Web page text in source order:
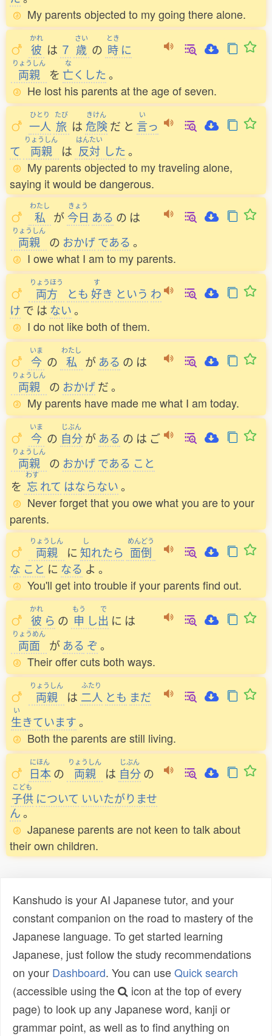
My parents objected to my going there alone.
かれ
彼 は ７
さい
歳 の
とき
時 に
りょうしん
両親 を
な
亡くした。
He lost his parents at the age of seven.
ひとり
一人
たび
旅 は
きけん
危険 だ と
い
言っ
て
りょうしん
両親 は
はんたい
反対 した。
My parents objected to my traveling alone,
saying it would be dangerous.
わたし
私 が
きょう
今日 ある の は
りょうしん
両親 の おかげである 。
I owe what I am to my parents.
りょうほう
両方 とも
す
好き という わ
け で は ない。
I do not like both of them.
いま
今 の
わたし
私 が ある の は
りょうしん
両親 の おかげだ。
My parents have made me what I am today.
いま
今 の
じぶん
自分 が ある の は ご
りょうしん
両親 の おかげである こと
を
わす
忘れて はならない。
Never forget that you owe what you are to your
parents.
りょうしん
両親 に
し
知れたら
めんどう
面倒
な こと に なる よ 。
You'll get into trouble if your parents find out.
かれ
彼 ら の
もう
申 し
で
出 に は
りょうめん
両面 が ある ぞ。
Their offer cuts both ways.
りょうしん
両親 は
ふたり
二人 とも まだ
い
生きています。
Both the parents are still living.
にほん
日本 の
りょうしん
両親 は
じぶん
自分 の
こども
子供 について いいたがりませ
ん。
Japanese parents are not keen to talk about
their own children.
Kanshudo is your AI Japanese tutor, and your
constant companion on the road to mastery of the
Japanese language. To get started learning
Japanese, just follow the study recommendations
on your Dashboard. You can useQuick search
(accessible using the
icon at the top of every
page) to look up any Japanese word, kanji or
grammar point, as well as to find anything on